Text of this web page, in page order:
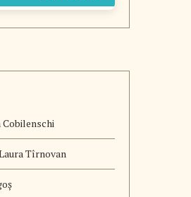
Cobilenschi
Tîrnovan